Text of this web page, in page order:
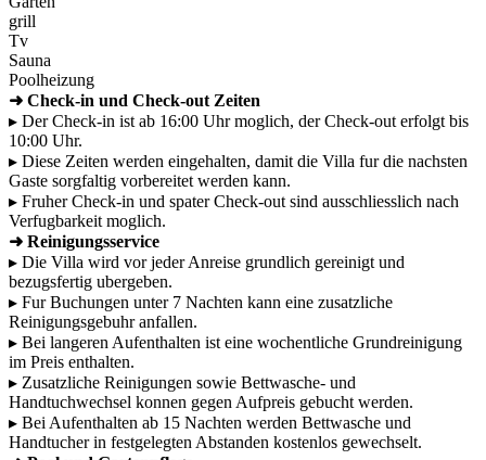
grill
Tv
Sauna
Poolheizung
➜ Check-in und Check-out Zeiten
▸ Der Check-in ist ab 16:00 Uhr moglich, der Check-out erfolgt bis
10:00 Uhr.
▸ Diese Zeiten werden eingehalten, damit die Villa fur die nachsten
Gaste sorgfaltig vorbereitet werden kann.
▸ Fruher Check-in und spater Check-out sind ausschliesslich nach
Verfugbarkeit moglich.
➜ Reinigungsservice
▸ Die Villa wird vor jeder Anreise grundlich gereinigt und
bezugsfertig ubergeben.
▸ Fur Buchungen unter 7 Nachten kann eine zusatzliche
Reinigungsgebuhr anfallen.
▸ Bei langeren Aufenthalten ist eine wochentliche Grundreinigung
im Preis enthalten.
▸ Zusatzliche Reinigungen sowie Bettwasche- und
Handtuchwechsel konnen gegen Aufpreis gebucht werden.
▸ Bei Aufenthalten ab 15 Nachten werden Bettwasche und
Handtucher in festgelegten Abstanden kostenlos gewechselt.